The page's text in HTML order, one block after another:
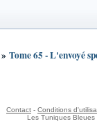
» Tome 65 - L'envoyé
Contact - Conditions
Les Tuniques